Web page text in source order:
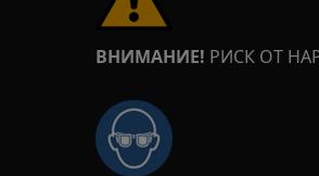
ВНИМАНИЕ! РИСК ОТ